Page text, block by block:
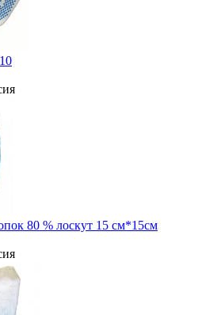
80 % лоскут 15 см*15см